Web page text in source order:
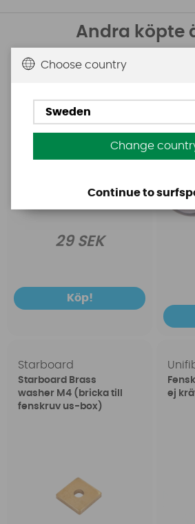
Andra köpte
Starboard
M7x32mm Torx
29 SEK
Köp!
M4
Starboard
Starboard Brass
washer M4 (bricka till
fenskruv us-box)
ej
Choose country
Sweden
Change
Continue to